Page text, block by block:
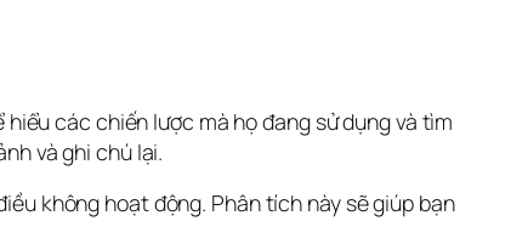
các chiến lược mà họ đang sử dụng và tìm
và ghi chú lại.
không hoạt động. Phân tích này sẽ giúp bạn